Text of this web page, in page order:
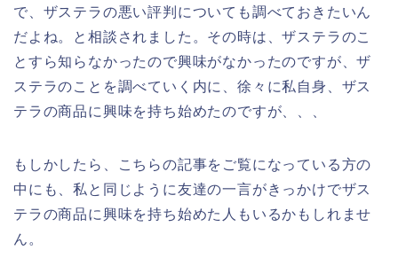
で、ザステラの悪い評判についても調べておきたいん
だよね。と相談されました。その時は、ザステラのこ
とすら知らなかったので興味がなかったのですが、ザ
ステラのことを調べていく内に、徐々に私自身、ザス
テラの商品に興味を持ち始めたのですが、、、
もしかしたら、こちらの記事をご覧になっている方の
中にも、私と同じように友達の一言がきっかけでザス
テラの商品に興味を持ち始めた人もいるかもしれませ
ん。